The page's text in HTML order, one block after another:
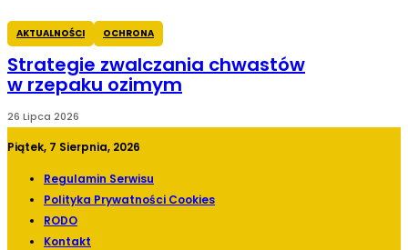
AKTUALNOŚCI OCHRONA
Strategie zwalczania chwastów
w rzepaku ozimym
26 Lipca 2026
Piątek, 7 Sierpnia, 2026
Regulamin Serwisu
Polityka Prywatności Cookies
RODO
Kontakt